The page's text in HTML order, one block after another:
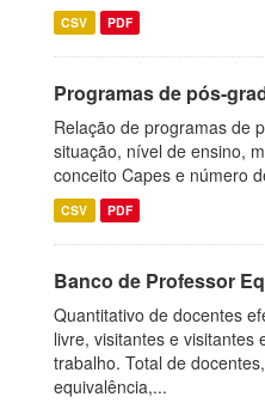
CSV PDF
Programas de pós-
Relação de programas de
situação, nível de ensino,
conceito Capes e número
CSV PDF
Banco de Professor
Quantitativo de docentes
livre, visitantes e visitantes
trabalho. Total de
equivalência,...